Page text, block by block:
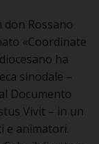
Rossano
«Coordinate
ha
sinodale –
Documento
Vivit – in un
e animatori.